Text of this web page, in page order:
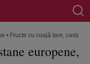
• Fructe cu coajă tare,
europene,